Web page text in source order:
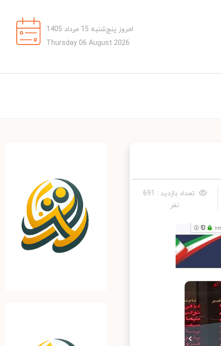
امروز پنج‌شنبه 15 مرداد 1405
Thursday 06 August 2026
تعداد بازدید : 691
نفر